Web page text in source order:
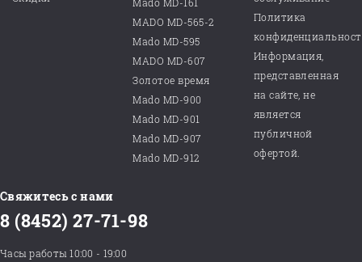
MADO MD-565-2
Mado MD-595
MADO MD-607
Золотое время
Mado MD-900
Mado MD-901
Mado MD-907
Mado MD-912
Политика
Информация,
представленная
на сайте, не
является
публичной
офертой.
Свяжитесь с нами
8 (8452) 27-71-98
Часы работы 10:00 - 19:00